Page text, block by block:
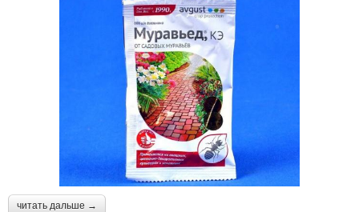
читать дальше →